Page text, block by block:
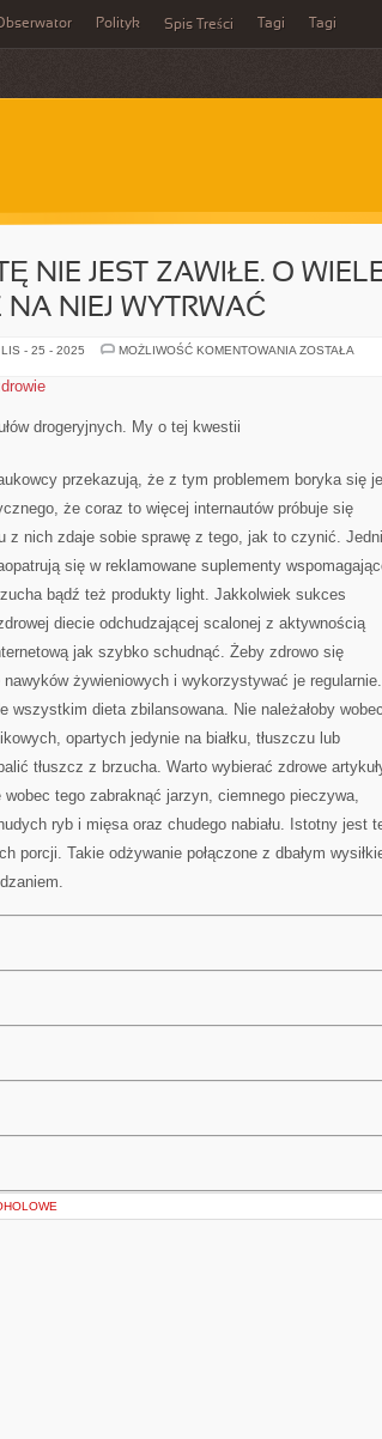
Polityk Spis Treści Tagi Tagi
NIE JEST ZAWIŁE. O
NA NIEJ WYTRWAĆ
- 25 - 2025 MOŻLIWOŚĆ KOMENTOWANIA PRZEJŚCIE
JUŻ
NIEJ
WYTRWAĆ
ZOSTAŁA
drogeryjnych. My o tej kwestii
przekazują, że z tym problemem boryka się
że coraz to więcej internautów próbuje się
z nich zdaje sobie sprawę z tego, jak to czynić. Jedni
się w reklamowane suplementy
bądź też produkty light. Jakkolwiek sukces
diecie odchudzającej scalonej z aktywnością
jak szybko schudnąć. Żeby zdrowo się
żywieniowych i wykorzystywać je regularnie.
wszystkim dieta zbilansowana. Nie należałoby wobec
opartych jedynie na białku, tłuszczu lub
tłuszcz z brzucha. Warto wybierać zdrowe
tego zabraknąć jarzyn, ciemnego pieczywa,
ryb i mięsa oraz chudego nabiału. Istotny jest
porcji. Takie odżywanie połączone z dbałym